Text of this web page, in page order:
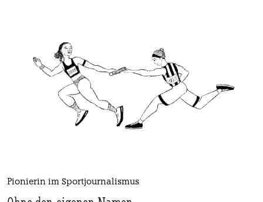
Pionierin im Sportjournalismus